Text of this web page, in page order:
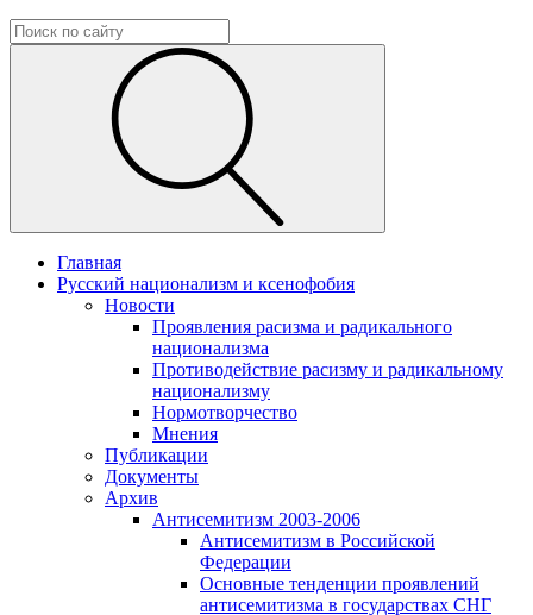
Главная
Русский национализм и ксенофобия
Новости
Проявления расизма и радикального
национализма
Противодействие расизму и радикальному
национализму
Нормотворчество
Мнения
Публикации
Документы
Архив
Антисемитизм 2003-2006
Антисемитизм в Российской
Федерации
Основные тенденции проявлений
антисемитизма в государствах СНГ